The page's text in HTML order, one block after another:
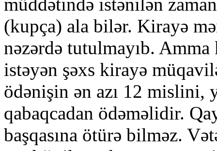
(kupça) ala bilər. Kirayə
nəzərdə tutulmayıb.
istəyən şəxs kirayə
ödənişin ən azı 12 mislini,
qabaqcadan ödəməlidir.
başqasına ötürə bilməz.